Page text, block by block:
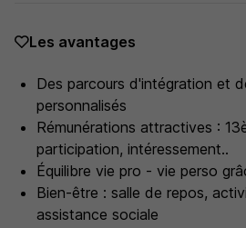
Les avantages
Des parcours d'intégration et
personnalisés
Rémunérations attractives :
participation, intéressement..
Équilibre vie pro - vie perso
Bien-être : salle de repos,
assistance sociale